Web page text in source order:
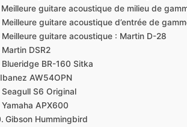
Meilleure guitare acoustique de milieu de
Meilleure guitare acoustique d’entrée de
Meilleure guitare acoustique : Martin D-28
Martin DSR2
Blueridge BR-160 Sitka
Ibanez AW54OPN
Seagull S6 Original
Yamaha APX600
Gibson Hummingbird